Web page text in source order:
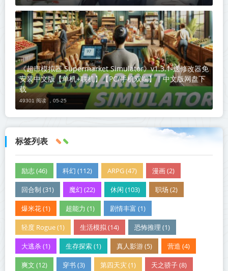
《超市模拟器 Supermarket Simulator》v1.3.1-送修改器免
安装中文版【单机+联机】【PC/手机双端】丨中文版网盘下
载
49301 阅读 ， 05-25
标签列表
励志 (46) 科幻 (112) ARPG (47) 漫画 (2)
回合制 (31) 魔幻 (22) 休闲 (103) 职场 (2)
爆米花 (1) 超能力 (1) 剧情丰富 (1)
轻度 Rogue (1) 生活模拟 (14) 恐怖推理 (1)
大逃杀 (1) 生存探索 (1) 真人影游 (5) 营造 (4)
爽文 (12) 穿书 (3) 第四天灾 (1) 天之骄子 (8)